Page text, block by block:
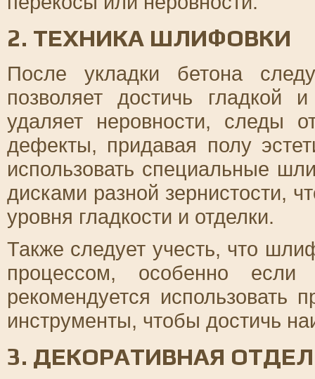
2. ТЕХНИКА ШЛИФОВКИ
После укладки бетона
позволяет достичь гладкой
удаляет неровности, следы
дефекты, придавая полу
использовать специальные
дисками разной зернистости,
уровня гладкости и отделки.
Также следует учесть, что
процессом, особенно
рекомендуется использовать
инструменты, чтобы достичь
3. ДЕКОРАТИВНАЯ